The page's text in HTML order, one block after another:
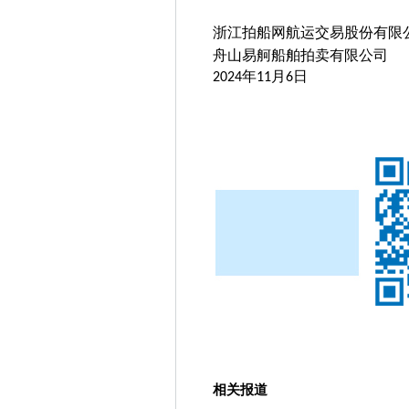
浙江拍船网航运交易股份有限
舟山易舸船舶拍卖有限公司
2024年11月 6日
相关报道